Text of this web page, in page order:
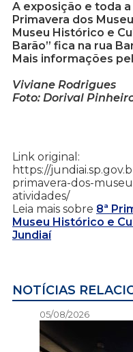
A exposição e toda
Primavera dos
Museu Histórico e
Barão” fica na rua
Mais informações
Viviane Rodrigues
Foto: Dorival
Link original:
https://
primavera-dos-
atividades/
Leia mais sobre 8ª
Museu Histórico e
Jundiaí
NOTÍCIAS
05/08/2026